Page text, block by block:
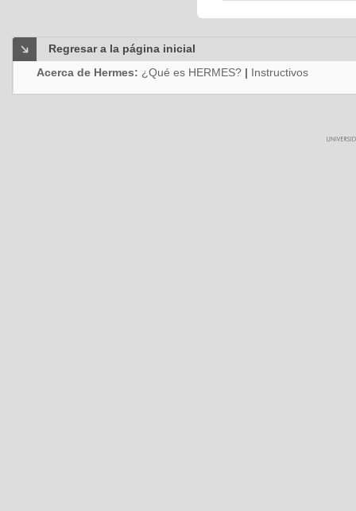
Regresar a la página inicial
Acerca de Hermes: ¿Qué es HERMES? | Instructivos